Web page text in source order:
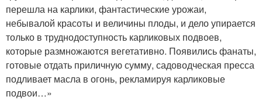
перешла на карлики, фантастические урожаи,
небывалой красоты и величины плоды, и дело упирается
только в труднодоступность карликовых подвоев,
которые размножаются вегетативно. Появились фанаты,
готовые отдать приличную сумму, садоводческая пресса
подливает масла в огонь, рекламируя карликовые
подвои…»